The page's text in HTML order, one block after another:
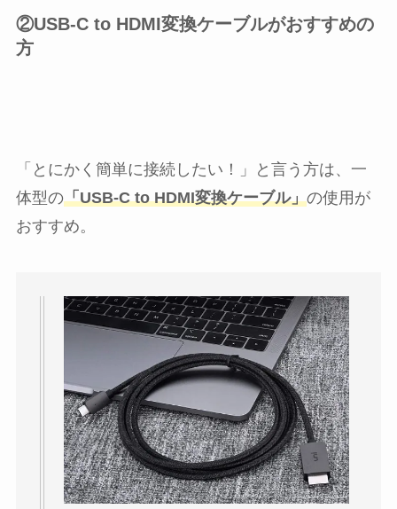
②USB-C to HDMI変換ケーブルがおすすめの
方
「とにかく簡単に接続したい！」と言う方は、一
体型の「USB-C to HDMI変換ケーブル」の使用が
おすすめ。